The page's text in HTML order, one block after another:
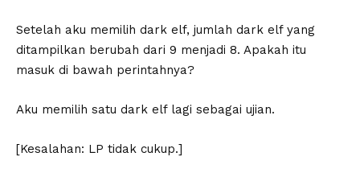
Setelah aku memilih dark elf, jumlah dark elf yang
ditampilkan berubah dari 9 menjadi 8. Apakah itu
masuk di bawah perintahnya?
Aku memilih satu dark elf lagi sebagai ujian.
[Kesalahan: LP tidak cukup.]